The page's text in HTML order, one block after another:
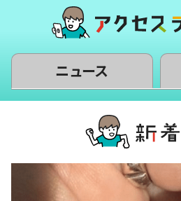
ニュース